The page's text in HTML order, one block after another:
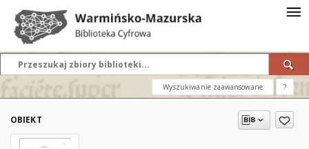
Wyszukiwanie zaawansowane ?
OBIEKT